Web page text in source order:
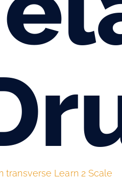
Learn 2 Scale